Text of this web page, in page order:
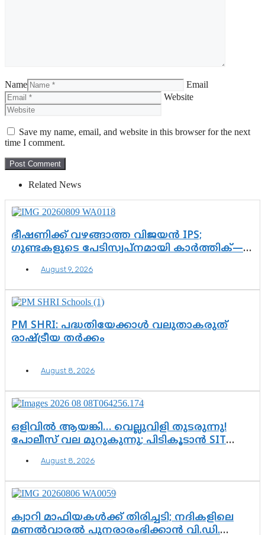
Name
Email
Website
Save my name, email, and website in this browser for the next
time I comment.
Related News
ഭീഷണിക്ക് വഴങ്ങാത്ത വിജയൻ IPS;
ഗുണ്ടകളുടെ പേടിസ്വപ്നമായി കാർത്തിക്—
ഓപ്പറേഷനിൽ ആയങ്കി കുടുങ്ങി!
August 9, 2026
PM SHRI: പദ്ധതിയേക്കാൾ വലുതാകരുത്
രാഷ്ട്രീയ തർക്കം
August 8, 2026
ഒളിവിൽ ആയങ്കി… വെല്ലുവിളി തുടരുന്നു!
പോലീസ് വല മുറുകുന്നു; പിടികൂടാൻ SIT
എന്നത് മാത്രം അല്ല—ആയങ്കി
കസ്റ്റഡിയിലായാൽ പുറത്തുവരുക
എന്തൊക്കെ വിവരങ്ങൾ?”
August 8, 2026
ക്വാറി മാഫിയകൾക്ക് തിരിച്ചടി; നദികളിലെ
മണൽവാരൽ പുനരാരംഭിക്കാൻ വി.ഡി.